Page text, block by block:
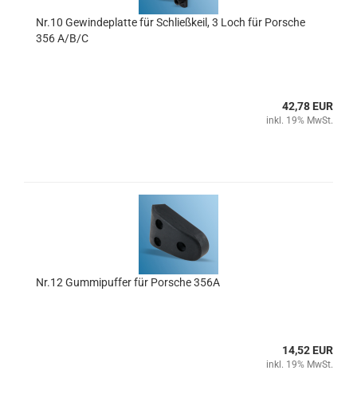
Nr.10 Gewindeplatte für Schließkeil, 3 Loch für Porsche
356 A/B/C
42,78 EUR
inkl. 19% MwSt.
Nr.12 Gummipuffer für Porsche 356A
14,52 EUR
inkl. 19% MwSt.